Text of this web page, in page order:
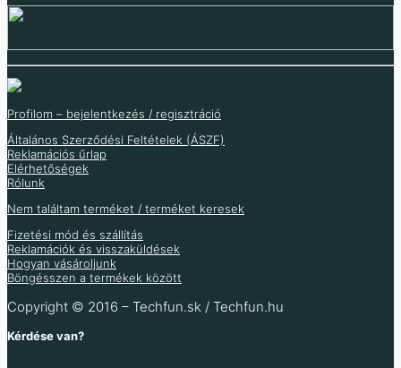
USB-vel MP1584
chippel
679Ft
Raktáron 23 db
modul 3A MP1584
Raktáron 881 db
átalakító XL4015 5A
1 096Ft
(ÁFA nélkül 863Ft)
szabályozó USB-vel
Profilom – bejelentkezés / regisztráció
Általános Szerződési Feltételek (ÁSZF)
Reklamációs űrlap
Elérhetőségek
Rólunk
Nem találtam terméket / terméket keresek
Fizetési mód és szállítás
Reklamációk és visszaküldések
Hogyan vásároljunk
Böngésszen a termékek között
Copyright © 2016 – Techfun.sk / Techfun.hu
Kérdése van?